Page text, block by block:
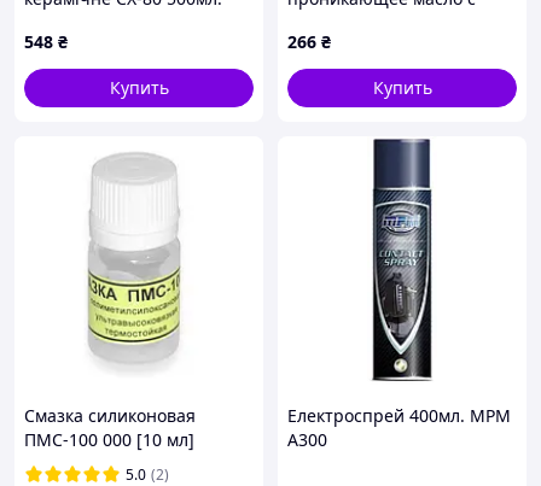
качество только на
Nukleon.com.ua
548 ₴
Купить
773C5M016B
266 ₴
Купить
Смазка силиконовая
ПМС-100 000 [10 мл]
демпферная5.0 (2)
Електроспрей 400мл. MPM
A300